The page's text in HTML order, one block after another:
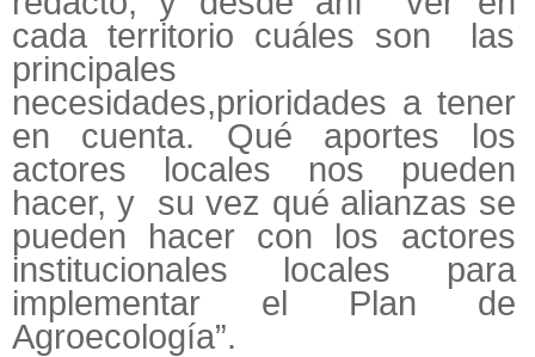
cada territorio cuáles son las
principales
necesidades,prioridades a tener
en cuenta. Qué aportes los
actores locales nos pueden
hacer, y su vez qué alianzas se
pueden hacer con los actores
institucionales locales para
implementar el Plan de
Agroecología”.